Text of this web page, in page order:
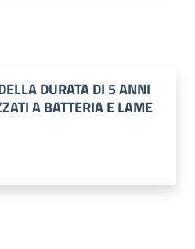
DURATA DI 5 ANNI
A BATTERIA E LAME